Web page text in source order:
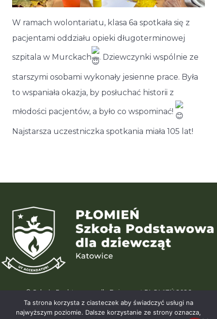
W ramach wolontariatu, klasa 6a spotkała się z
pacjentami oddziału opieki długoterminowej
szpitala w Murckach . Dziewczynki wspólnie ze
starszymi osobami wykonały jesienne prace. Była
to wspaniała okazja, by posłuchać historii z
młodości pacjentów, a było co wspominać!
Najstarsza uczestniczka spotkania miała 105 lat!
© Szkoła Podstawowa dla Dziewcząt PŁOMIEŃ 2026
ul. Karliczka 15 | 40-488 Katowice (Giszowiec) | tel. +48 664 195 196
| info@wegielek.edu.pl
Ta strona korzysta z ciasteczek aby świadczyć usługi na
najwyższym poziomie. Dalsze korzystanie ze strony oznacza,